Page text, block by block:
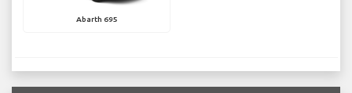
Abarth 695